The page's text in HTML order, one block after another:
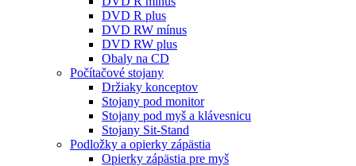
DVD R plus
DVD RW mínus
DVD RW plus
Obaly na CD
Počítačové stojany
Držiaky konceptov
Stojany pod monitor
Stojany pod myš a klávesnicu
Stojany Sit-Stand
Podložky a opierky zápästia
Opierky zápästia pre myš